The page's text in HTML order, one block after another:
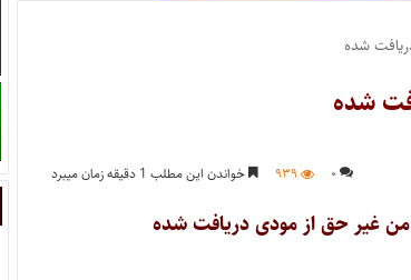
شده
شده
۰ ۹۳۹ خواندن این مطلب 1 دقیقه زمان میبرد
من غیر حق از مودی دریافت شده